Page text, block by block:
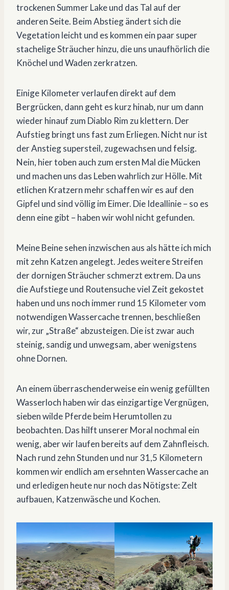
trockenen Summer Lake und das Tal auf der
anderen Seite. Beim Abstieg ändert sich die
Vegetation leicht und es kommen ein paar super
stachelige Sträucher hinzu, die uns unaufhörlich die
Knöchel und Waden zerkratzen.
Einige Kilometer verlaufen direkt auf dem
Bergrücken, dann geht es kurz hinab, nur um dann
wieder hinauf zum Diablo Rim zu klettern. Der
Aufstieg bringt uns fast zum Erliegen. Nicht nur ist
der Anstieg supersteil, zugewachsen und felsig.
Nein, hier toben auch zum ersten Mal die Mücken
und machen uns das Leben wahrlich zur Hölle. Mit
etlichen Kratzern mehr schaffen wir es auf den
Gipfel und sind völlig im Eimer. Die Ideallinie – so es
denn eine gibt – haben wir wohl nicht gefunden.
Meine Beine sehen inzwischen aus als hätte ich mich
mit zehn Katzen angelegt. Jedes weitere Streifen
der dornigen Sträucher schmerzt extrem. Da uns
die Aufstiege und Routensuche viel Zeit gekostet
haben und uns noch immer rund 15 Kilometer vom
notwendigen Wassercache trennen, beschließen
wir, zur „Straße“ abzusteigen. Die ist zwar auch
steinig, sandig und unwegsam, aber wenigstens
ohne Dornen.
An einem überraschenderweise ein wenig gefüllten
Wasserloch haben wir das einzigartige Vergnügen,
sieben wilde Pferde beim Herumtollen zu
beobachten. Das hilft unserer Moral nochmal ein
wenig, aber wir laufen bereits auf dem Zahnfleisch.
Nach rund zehn Stunden und nur 31,5 Kilometern
kommen wir endlich am ersehnten Wassercache an
und erledigen heute nur noch das Nötigste: Zelt
aufbauen, Katzenwäsche und Kochen.